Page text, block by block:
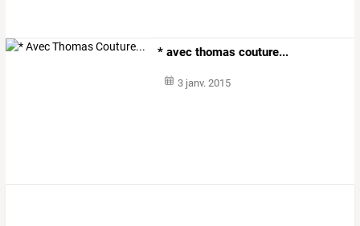
* avec thomas couture...
3 janv. 2015